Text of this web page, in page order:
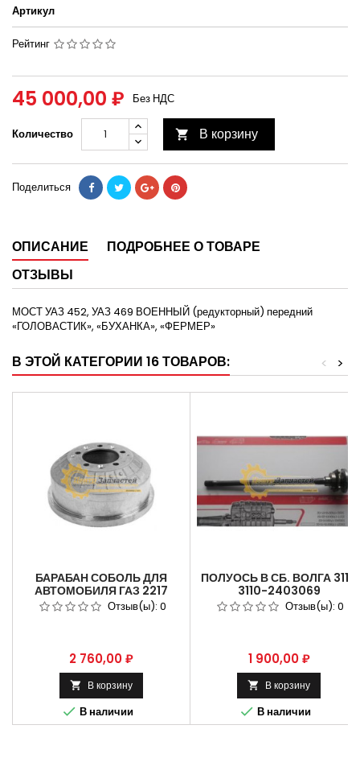
Артикул
Рейтинг
45 000,00 ₽ Без НДС
Количество  В корзину
Поделиться
ОПИСАНИЕ
ПОДРОБНЕЕ О ТОВАРЕ
ОТЗЫВЫ
МОСТ УАЗ 452, УАЗ 469 ВОЕННЫЙ (редукторный) передний
«ГОЛОВАСТИК», «БУХАНКА», «ФЕРМЕР»
В ЭТОЙ КАТЕГОРИИ 16 ТОВАРОВ: >
<
БАРАБАН СОБОЛЬ ДЛЯ
АВТОМОБИЛЯ ГАЗ 2217
(БАРГУЗИН) КАТ.№2217-
3502070
Отзыв(ы): 0
Цена
2 760,00 ₽
 В корзину
 В наличии
ПОЛУОСЬ В СБ. ВОЛГА 3110
3110-2403069
Отзыв(ы): 0
Цена
1 900,00 ₽
 В корзину
 В наличии